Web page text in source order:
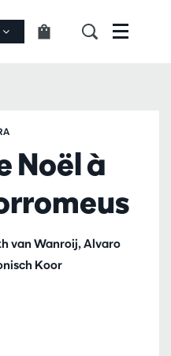
Menu
Noël à
van Wanroij, Alvaro
Koor